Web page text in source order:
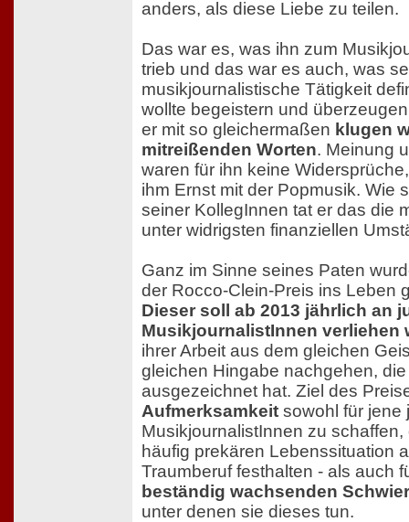
anders, als diese Liebe zu teilen.
Das war es, was ihn zum
trieb und das war es auch, was
musikjournalistische Tätigkeit
wollte begeistern und
er mit so gleichermaßen klugen
mitreißenden Worten. Meinung
waren für ihn keine
ihm Ernst mit der Popmusik. Wie
seiner KollegInnen tat er das die
unter widrigsten finanziellen
Ganz im Sinne seines Paten
der Rocco-Clein-Preis ins Leben
Dieser soll ab 2013 jährlich an
MusikjournalistInnen verliehen
ihrer Arbeit aus dem gleichen
gleichen Hingabe nachgehen,
ausgezeichnet hat. Ziel des
Aufmerksamkeit sowohl für jene
MusikjournalistInnen zu schaffen,
häufig prekären Lebenssituation
Traumberuf festhalten - als auch
beständig wachsenden
unter denen sie dieses tun.